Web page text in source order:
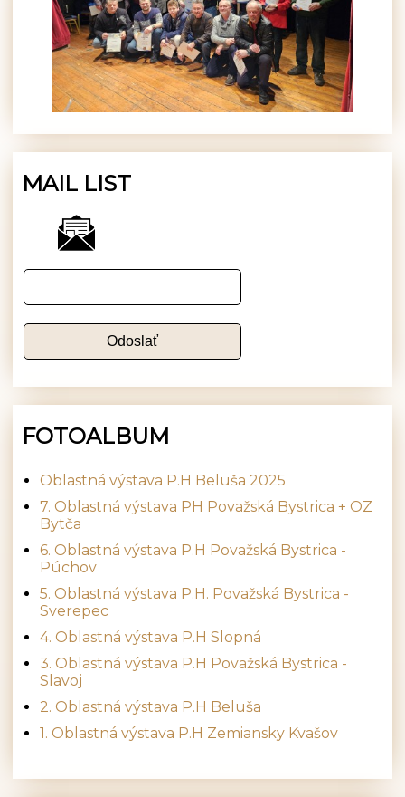
MAIL LIST
FOTOALBUM
Oblastná výstava P.H Beluša 2025
7. Oblastná výstava PH Považská Bystrica + OZ
Bytča
6. Oblastná výstava P.H Považská Bystrica -
Púchov
5. Oblastná výstava P.H. Považská Bystrica -
Sverepec
4. Oblastná výstava P.H Slopná
3. Oblastná výstava P.H Považská Bystrica -
Slavoj
2. Oblastná výstava P.H Beluša
1. Oblastná výstava P.H Zemiansky Kvašov